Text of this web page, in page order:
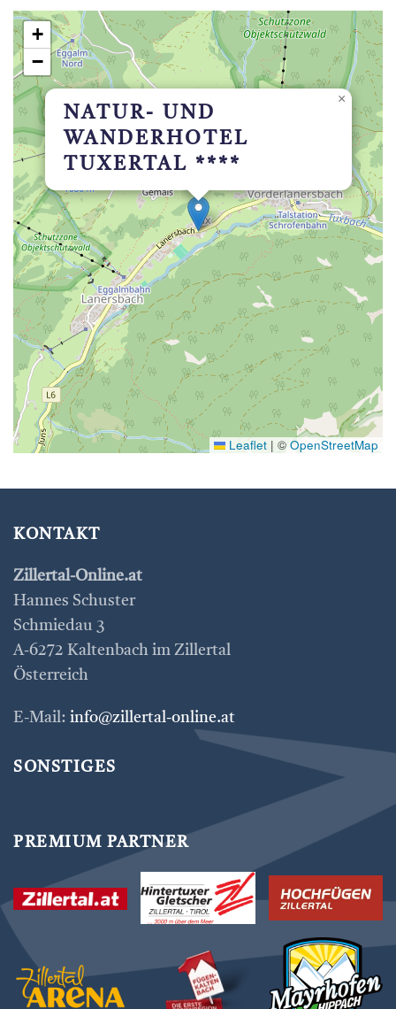
NATUR- UND
WANDERHOTEL
TUXERTAL ****
×
+
−
Leaflet | © OpenStreetMap
KONTAKT
Zillertal-Online.at
Hannes Schuster
Schmiedau 3
A-6272 Kaltenbach im Zillertal
Österreich
E-Mail: info@zillertal-online.at
SONSTIGES
PREMIUM PARTNER